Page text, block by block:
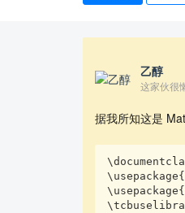
乙醇
这家伙很
据我所知这是